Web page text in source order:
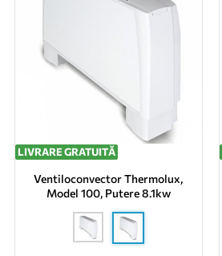
LIVRARE GRATUITĂ
Ventiloconvector Thermolux,
Model 100, Putere 8.1kw